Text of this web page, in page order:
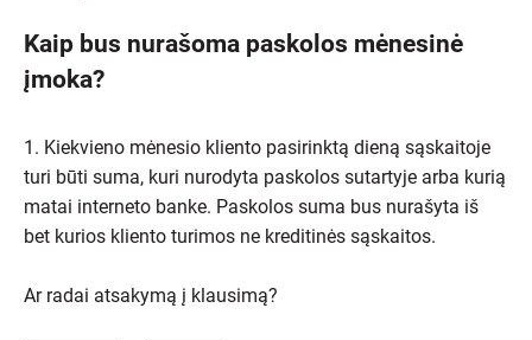
Kaip bus nurašoma paskolos mėnesinė
įmoka?
1. Kiekvieno mėnesio kliento pasirinktą dieną sąskaitoje
turi būti suma, kuri nurodyta paskolos sutartyje arba kurią
matai interneto banke. Paskolos suma bus nurašyta iš
bet kurios kliento turimos ne kreditinės sąskaitos.
Ar radai atsakymą į klausimą?